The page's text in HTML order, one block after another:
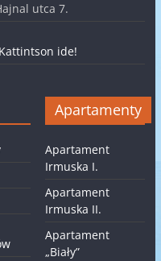
utca 7.
ide!
Apartamenty
Apartament
Irmuska I.
Apartament
Irmuska II.
Apartament
„Biały”